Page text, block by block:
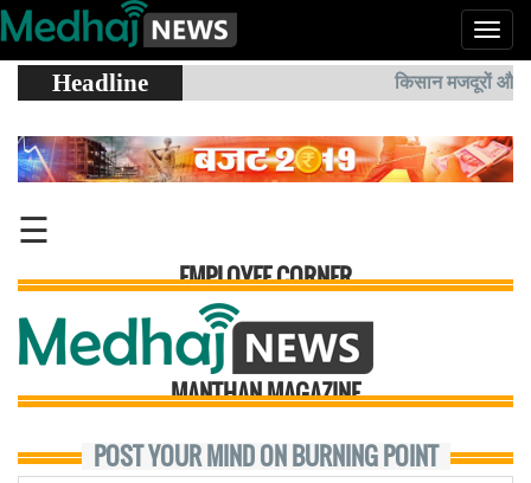
Headline किसान मजदूरों और कर्मचारियों को
☰
EMPLOYEE CORNER
MANTHAN MAGAZINE
POST YOUR MIND ON BURNING POINT